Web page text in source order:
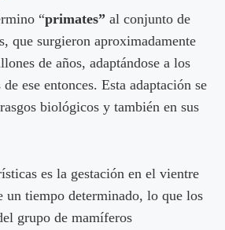
“primates” al conjunto de
que surgieron aproximadamente
de años, adaptándose a los
ese entonces. Esta adaptación se
biológicos y también en sus
es la gestación en el vientre
un tiempo determinado, lo que los
grupo de mamíferos